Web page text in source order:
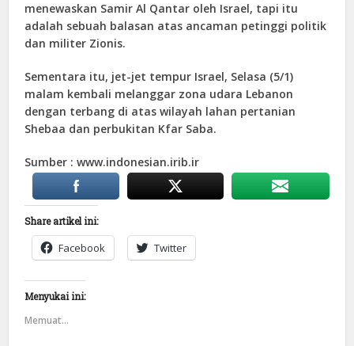
menewaskan Samir Al Qantar oleh Israel, tapi itu
adalah sebuah balasan atas ancaman petinggi politik
dan militer Zionis.
Sementara itu, jet-jet tempur Israel, Selasa (5/1)
malam kembali melanggar zona udara Lebanon
dengan terbang di atas wilayah lahan pertanian
Shebaa dan perbukitan Kfar Saba.
Sumber : www.indonesian.irib.ir
Share artikel ini:
Facebook Twitter
Menyukai ini:
Memuat...